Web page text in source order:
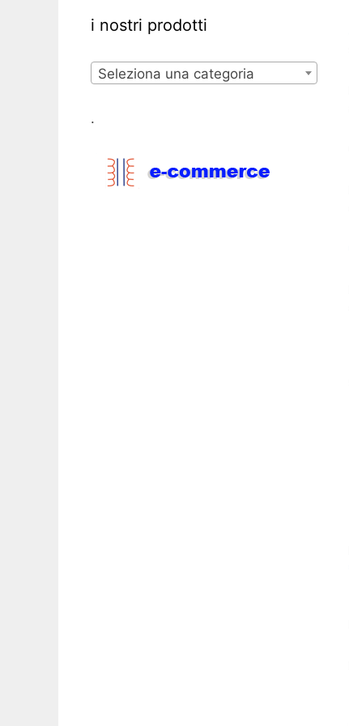
i nostri prodotti
Seleziona una categoria
.